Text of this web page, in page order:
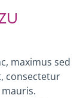
maximus sed
consectetur